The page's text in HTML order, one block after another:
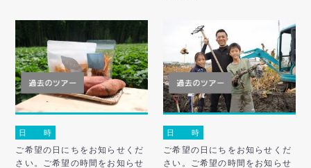
日 時
ご希望の日にちをお知らせくだ
さい。ご希望の時間をお知らせ
日 時
ご希望の日にちをお知らせくだ
さい。ご希望の時間をお知らせ